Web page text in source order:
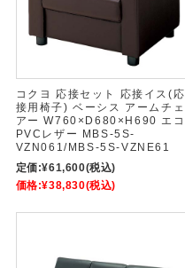
コクヨ 応接セット 応接イス(応
接用椅子) ベーシス アームチェ
アー W760×D680×H690 エコ
PVCレザー MBS-5S-
VZN061/MBS-5S-VZNE61
定価:¥61,600(税込)
価格:¥38,830(税込)